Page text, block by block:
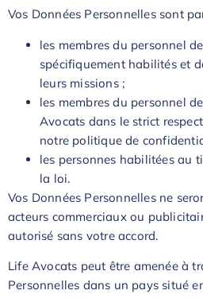
Vos Données Personnelles sont
les membres du personnel
spécifiquement habilités et
leurs missions ;
les membres du personnel
Avocats dans le strict
notre politique de
les personnes habilitées au
la loi.
Vos Données Personnelles ne
acteurs commerciaux ou
autorisé sans votre accord.
Life Avocats peut être amenée à
Personnelles dans un pays situé